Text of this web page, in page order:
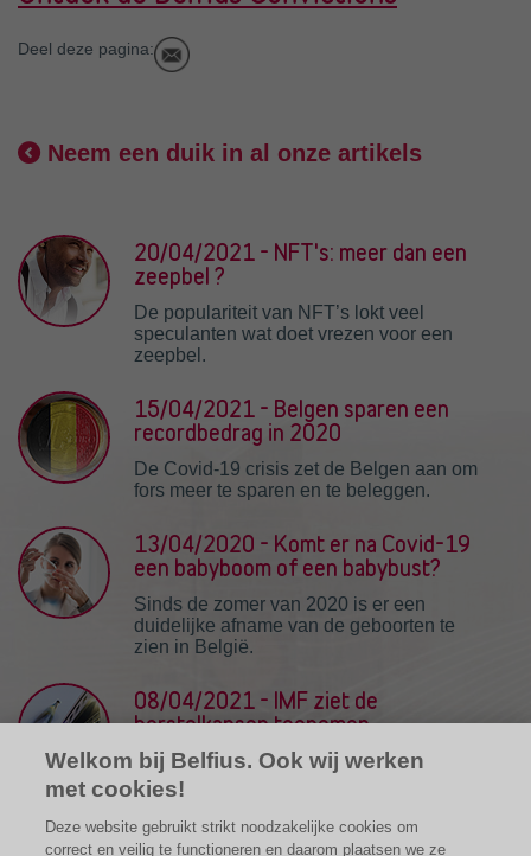
Deel deze pagina:
Neem een duik in al onze artikels
20/04/2021 - NFT's: meer dan een
zeepbel ?
De populariteit van NFT’s lokt veel
speculanten wat doet vrezen voor een
zeepbel.
15/04/2021 - Belgen sparen een
recordbedrag in 2020
De Covid-19 crisis zet de Belgen aan om
fors meer te sparen en te beleggen.
13/04/2020 - Komt er na Covid-19
een babyboom of een babybust?
Sinds de zomer van 2020 is er een
duidelijke afname van de geboorten te
zien in België.
08/04/2021 - IMF ziet de
herstelkansen toenemen
Volgens het IMF herstelt de
wereldeconomie sneller dan verwacht
van de Covid-19 pandemie.
Welkom bij Belfius. Ook wij werken
met cookies!
Deze website gebruikt strikt noodzakelijke cookies om
correct en veilig te functioneren en daarom plaatsen we ze